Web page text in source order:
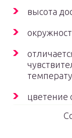
высота
цветение